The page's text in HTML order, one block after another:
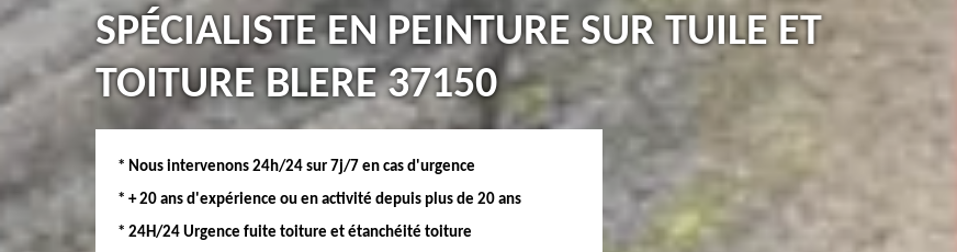
SPÉCIALISTE EN PEINTURE SUR TUILE ET
TOITURE BLERE 37150
* Nous intervenons 24h/24 sur 7j/7 en cas d'urgence
* + 20 ans d'expérience ou en activité depuis plus de 20 ans
* 24H/24 Urgence fuite toiture et étanchéité toiture